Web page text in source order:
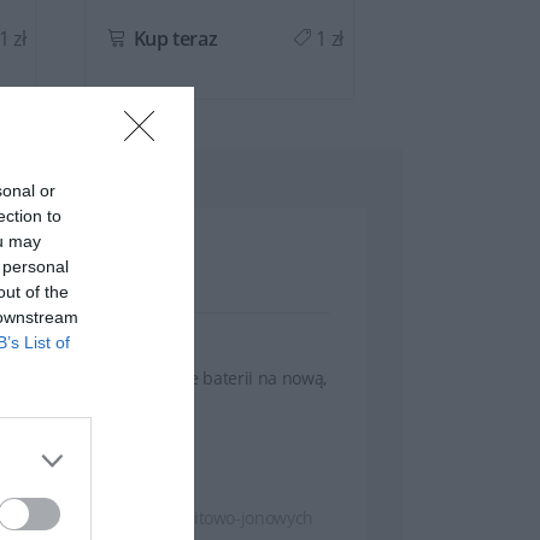
or
to
may
of the
List of
zł Kup teraz 1 zł
Dzięki wymianie baterii na nową,
technologii litowo-jonowych